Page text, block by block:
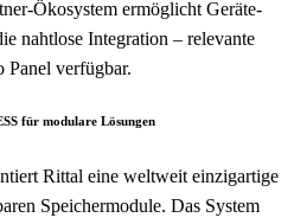
Ökosystem ermöglicht Geräte-
nahtlose Integration – relevante
Panel verfügbar.
für modulare Lösungen
Rittal eine weltweit einzigartige
Speichermodule. Das System